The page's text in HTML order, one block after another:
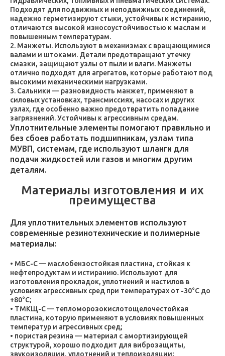
Подходят для подвижных и неподвижных соединений,
надежно герметизируют стыки, устойчивы к истиранию,
отличаются высокой износоустойчивостью к маслам и
повышенным температурам.
Манжеты. Используют в механизмах с вращающимися
валами и штоками. Детали предотвращают утечку
смазки, защищают узлы от пыли и влаги. Манжеты
отлично подходят для агрегатов, которые работают под
высокими механическими нагрузками.
Сальники — разновидность манжет, применяют в
силовых установках, трансмиссиях, насосах и других
узлах, где особенно важно предотвратить попадание
загрязнений. Устойчивы к агрессивным средам.
Уплотнительные элементы помогают правильно и
без сбоев работать подшипникам, узлам типа
МУВП, системам, где используют шланги для
подачи жидкостей или газов и многим другим
деталям.
Материалы изготовления и их
преимущества
Для уплотнительных элементов используют
современные резинотехнические и полимерные
материалы:
МБС-С — маслобензостойкая пластина, стойкая к
нефтепродуктам и истиранию. Используют для
изготовления прокладок, уплотнений и настилов в
условиях агрессивных сред при температурах от -30°C до
+80°C;
ТМКЩ-С — тепломорозокислотощелочестойкая
пластина, которую применяют в условиях повышенных
температур и агрессивных сред;
пористая резина — материал с амортизирующей
структурой, хорошо подходит для виброзащиты,
звукоизоляции, уплотнений и теплоизоляции;